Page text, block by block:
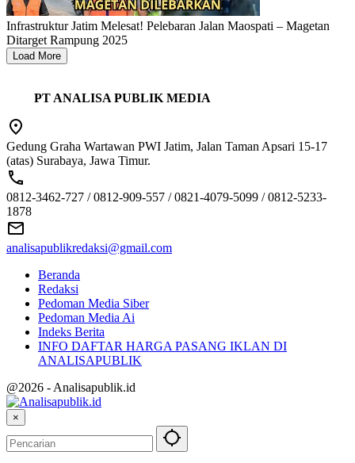
Infrastruktur Jatim Melesat! Pelebaran Jalan Maospati – Magetan
Ditarget Rampung 2025
Load More
PT ANALISA PUBLIK MEDIA
Gedung Graha Wartawan PWI Jatim, Jalan Taman Apsari 15-17
(atas) Surabaya, Jawa Timur.
0812-3462-727 / 0812-909-557 / 0821-4079-5099 / 0812-5233-
1878
analisapublikredaksi@gmail.com
Beranda
Redaksi
Pedoman Media Siber
Pedoman Media Ai
Indeks Berita
INFO DAFTAR HARGA PASANG IKLAN DI
ANALISAPUBLIK
@2026 - Analisapublik.id
×